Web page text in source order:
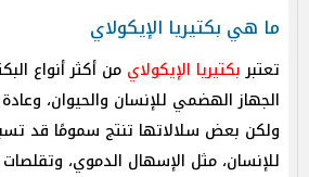
ما هي بكتيريا الإيكولاي
تعتبربكتيريا الإيكولاي من أكثر أنواع
الجهاز الهضمي للإنسان والحيوان،
ولكن بعض سلالاتها تنتج سمومًا قد
للإنسان، مثل الإسهال الدموي،